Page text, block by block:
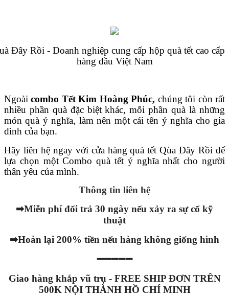
Đây Rồi - Doanh nghiệp cung cấp hộp quà tết cao cấp
hàng đầu Việt Nam
Ngoài combo Tết Kim Hoàng Phúc, chúng tôi còn rất
nhiều phần quà đặc biệt khác, mỗi phần quà là những
món quà ý nghĩa, làm nên một cái tên ý nghĩa cho gia
đình của bạn.
Hãy liên hệ ngay với cửa hàng quà tết Qùa Đây Rồi để
lựa chọn một Combo quà tết ý nghĩa nhất cho người
thân yêu của mình.
Thông tin liên hệ
➡Miễn phí đổi trả 30 ngày nếu xảy ra sự cố kỹ
thuật
➡Hoàn lại 200% tiền nếu hàng không giống hình
➖➖➖➖➖
Giao hàng khắp vũ trụ - FREE SHIP ĐƠN TRÊN
500K NỘI THÀNH HỒ CHÍ MINH